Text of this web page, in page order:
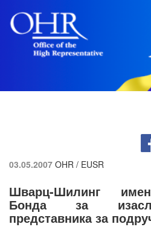
03.05.2007 OHR / EUSR
Шварц-Шилинг
Бонда за
представника за